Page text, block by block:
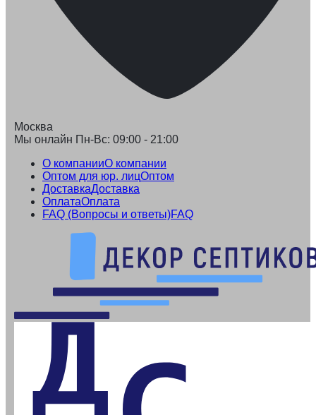
Москва
Мы онлайн Пн-Вс: 09:00 - 21:00
О компанииО компании
Оптом для юр. лицОптом
ДоставкаДоставка
ОплатаОплата
FAQ (Вопросы и ответы)FAQ